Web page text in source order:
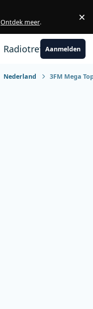
Ontdek meer. ×
RadiotrefpuntAanmelden
Nederland 3FM Mega